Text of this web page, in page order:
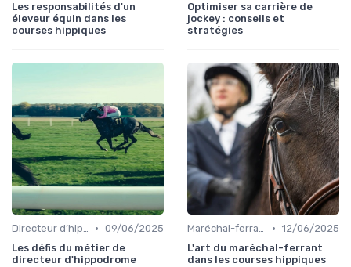
Les responsabilités d'un
éleveur équin dans les
courses hippiques
Optimiser sa carrière de
jockey : conseils et
stratégies
Directeur d’hippodrome • 09/06/2025
Les défis du métier de
directeur d'hippodrome
Maréchal-ferrant • 12/06/2025
L'art du maréchal-ferrant
dans les courses hippiques